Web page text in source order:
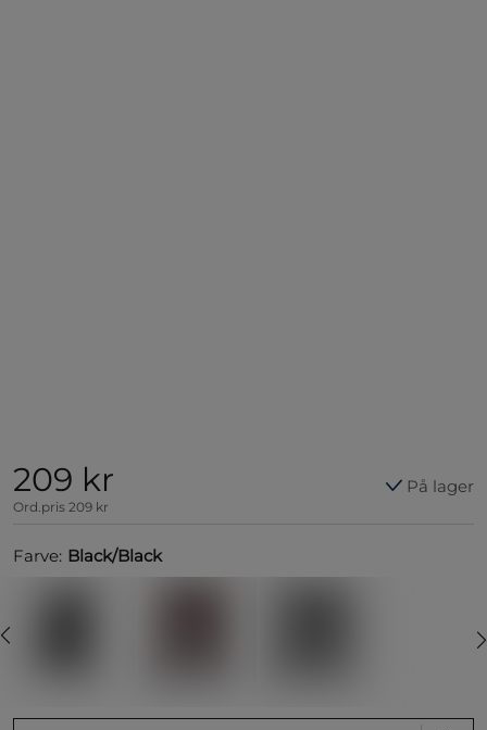
209 kr
Ord.pris 209 kr
På lager
Farve: Black/Black